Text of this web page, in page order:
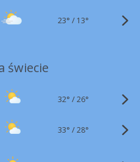
23° / 13°
świecie
32° /26°
33° /28°